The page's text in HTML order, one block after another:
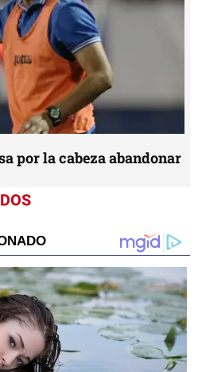
por la cabeza abandonar